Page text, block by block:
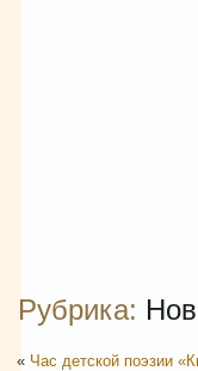
Рубрика:
« Час детской поэзии